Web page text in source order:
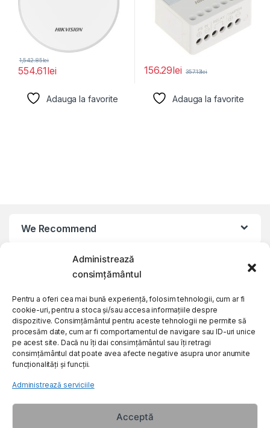
Administrează
consimțământul
Pentru a oferi cea mai bună experiență, folosim tehnologii, cum ar fi
cookie-uri, pentru a stoca și/sau accesa informațiile despre
dispozitive. Consimțământul pentru aceste tehnologii ne permite să
procesăm date, cum ar fi comportamentul de navigare sau ID-uri unice
pe acest site. Dacă nu îți dai consimțământul sau îți retragi
consimțământul dat poate avea afecte negative asupra unor anumite
funcționalități și funcții.
Administrează serviciile
Acceptă
554.61lei
1,542.85lei
Adauga la favorite
156.29lei 357.13lei
Adauga la favorite
We Recommend
My Account
Customer Care
About Us